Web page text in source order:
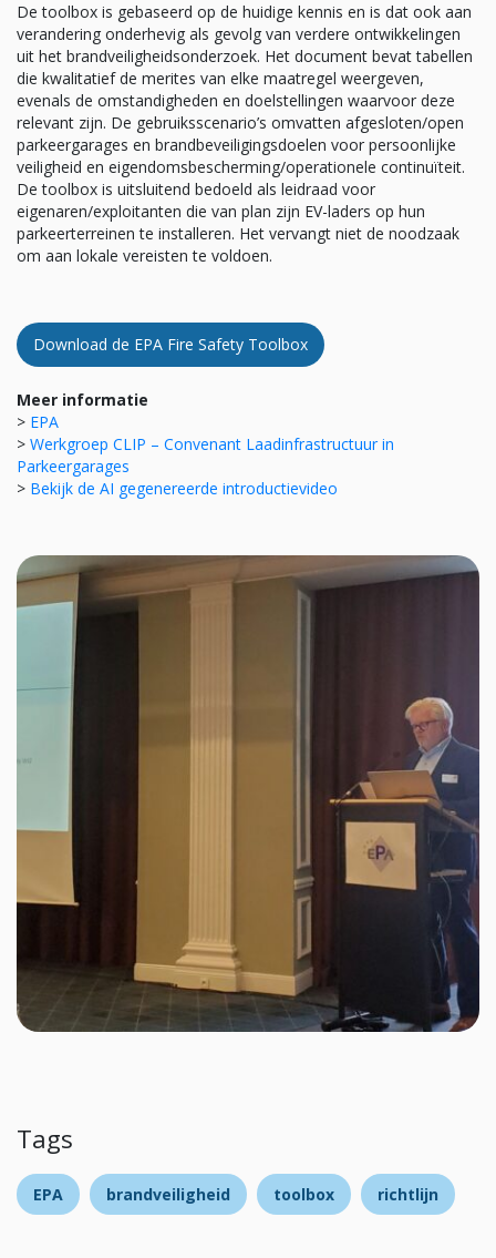
De toolbox is gebaseerd op de huidige kennis en is dat ook aan
verandering onderhevig als gevolg van verdere ontwikkelingen
uit het brandveiligheidsonderzoek. Het document bevat tabellen
die kwalitatief de merites van elke maatregel weergeven,
evenals de omstandigheden en doelstellingen waarvoor deze
relevant zijn. De gebruiksscenario’s omvatten afgesloten/open
parkeergarages en brandbeveiligingsdoelen voor persoonlijke
veiligheid en eigendomsbescherming/operationele continuïteit.
De toolbox is uitsluitend bedoeld als leidraad voor
eigenaren/exploitanten die van plan zijn EV-laders op hun
parkeerterreinen te installeren. Het vervangt niet de noodzaak
om aan lokale vereisten te voldoen.
Download de EPA Fire Safety Toolbox
Meer informatie
> EPA
> Werkgroep CLIP – Convenant Laadinfrastructuur in
Parkeergarages
> Bekijk de AI gegenereerde introductievideo
Tags
EPA brandveiligheid toolbox richtlijn